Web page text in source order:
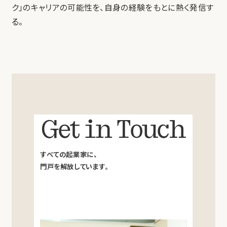
ク」のキャリアの可能性を、自身の経験をもとに熱く発信す
る。
Get in Touch
すべての起業家に、
門戸を解放しています。